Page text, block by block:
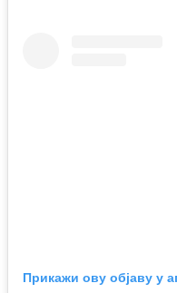
Прикажи ову објаву у